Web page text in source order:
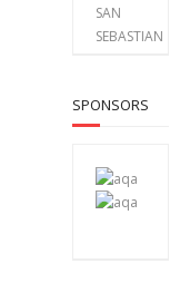
SAN
SEBASTIAN
SPONSORS